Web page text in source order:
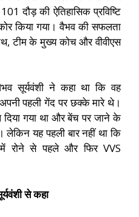
दौड़ की ऐतिहासिक प्रविष्टि
किया गया। वैभव की सफलता
टीम के मुख्य कोच और वीवीएस
सूर्यवंशी ने कहा था कि वह
पहली गेंद पर छक्के मारे थे।
दिया गया था और बेंच पर जाने के
यह पहली बार नहीं था कि
रोने से पहले और फिर VVS
से कहा